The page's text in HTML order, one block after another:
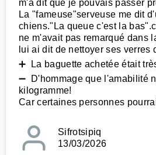
m'a dit que je pouvais passer
La "fameuse"serveuse me dit
chiens."La queue c'est la
ne m'avait pas remarqué dans
lui ai dit de nettoyer ses verres
➕ La baguette achetée était
➖ D'hommage que l'amabilité
kilogramme!
Car certaines personnes
Sifrotsipiq
13/03/2026